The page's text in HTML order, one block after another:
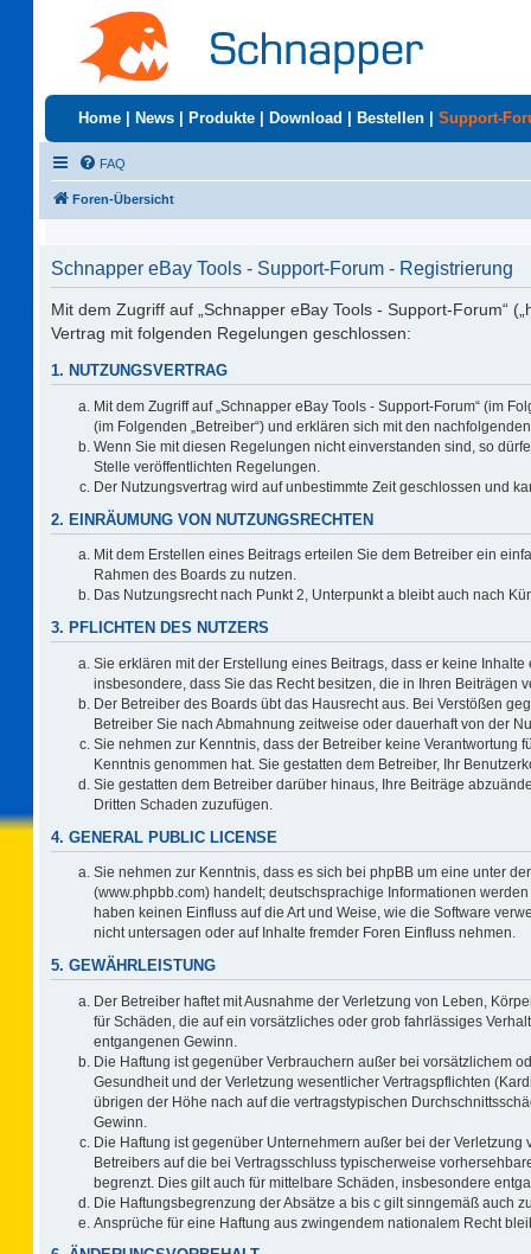
Home News Produkte Download Bestellen Support-
FAQ
Foren-Übersicht
Schnapper eBay Tools - Support-Forum - Registrierung
Mit dem Zugriff auf „Schnapper eBay Tools - Support-Forum“
Vertrag mit folgenden Regelungen geschlossen:
1. NUTZUNGSVERTRAG
Mit dem Zugriff auf „Schnapper eBay Tools - Support-Forum“ (im
(im Folgenden „Betreiber“) und erklären sich mit den
Wenn Sie mit diesen Regelungen nicht einverstanden sind, so
Stelle veröffentlichten Regelungen.
Der Nutzungsvertrag wird auf unbestimmte Zeit geschlossen und
2. EINRÄUMUNG VON NUTZUNGSRECHTEN
Mit dem Erstellen eines Beitrags erteilen Sie dem Betreiber ein
Rahmen des Boards zu nutzen.
Das Nutzungsrecht nach Punkt 2, Unterpunkt a bleibt auch nach
3. PFLICHTEN DES NUTZERS
Sie erklären mit der Erstellung eines Beitrags, dass er keine
insbesondere, dass Sie das Recht besitzen, die in Ihren Beiträgen
Der Betreiber des Boards übt das Hausrecht aus. Bei Verstößen
Betreiber Sie nach Abmahnung zeitweise oder dauerhaft von der
Sie nehmen zur Kenntnis, dass der Betreiber keine Verantwortung
Kenntnis genommen hat. Sie gestatten dem Betreiber, Ihr
Sie gestatten dem Betreiber darüber hinaus, Ihre Beiträge
Dritten Schaden zuzufügen.
4. GENERAL PUBLIC LICENSE
Sie nehmen zur Kenntnis, dass es sich bei phpBB um eine unter der
(www.phpbb.com) handelt; deutschsprachige Informationen
haben keinen Einfluss auf die Art und Weise, wie die Software
nicht untersagen oder auf Inhalte fremder Foren Einfluss nehmen.
5. GEWÄHRLEISTUNG
Der Betreiber haftet mit Ausnahme der Verletzung von Leben,
für Schäden, die auf ein vorsätzliches oder grob fahrlässiges
entgangenen Gewinn.
Die Haftung ist gegenüber Verbrauchern außer bei vorsätzlichem
Gesundheit und der Verletzung wesentlicher Vertragspflichten
übrigen der Höhe nach auf die vertragstypischen
Gewinn.
Die Haftung ist gegenüber Unternehmern außer bei der
Betreibers auf die bei Vertragsschluss typischerweise
begrenzt. Dies gilt auch für mittelbare Schäden, insbesondere
Die Haftungsbegrenzung der Absätze a bis c gilt sinngemäß auch
Ansprüche für eine Haftung aus zwingendem nationalem Recht